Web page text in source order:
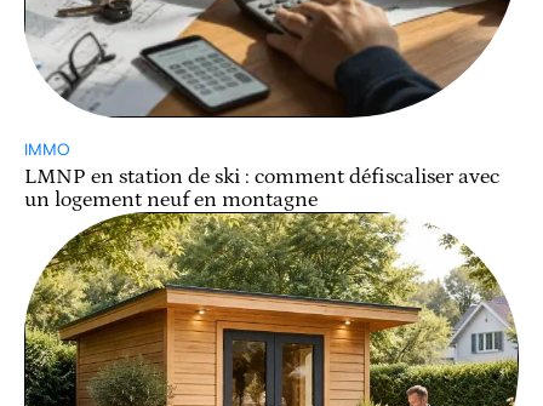
IMMO
LMNP en station de ski : comment défiscaliser avec
un logement neuf en montagne